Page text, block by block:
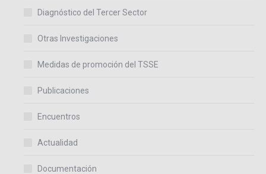
Diagnóstico del Tercer Sector
Otras Investigaciones
Medidas de promoción del TSSE
Publicaciones
Encuentros
Actualidad
Documentación